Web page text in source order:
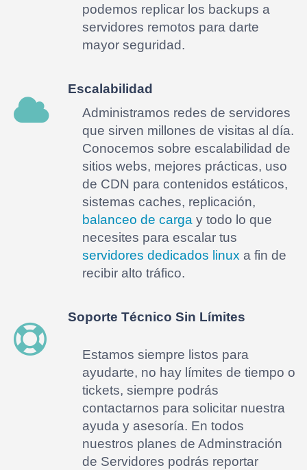
podemos replicar los backups a
servidores remotos para darte
mayor seguridad.
Escalabilidad
Administramos redes de servidores
que sirven millones de visitas al día.
Conocemos sobre escalabilidad de
sitios webs, mejores prácticas, uso
de CDN para contenidos estáticos,
sistemas caches, replicación,
balanceo de cargay todo lo que
necesites para escalar tus
servidores dedicados linux a fin de
recibir alto tráfico.
Soporte Técnico Sin Límites
Estamos siempre listos para
ayudarte, no hay límites de tiempo o
tickets, siempre podrás
contactarnos para solicitar nuestra
ayuda y asesoría. En todos
nuestros planes de Adminstración
de Servidores podrás reportar